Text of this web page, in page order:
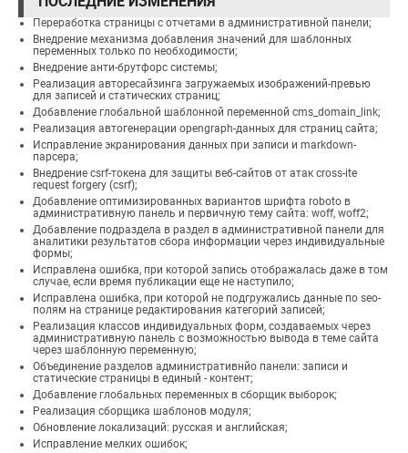
Переработка страницы с отчетами в административной панели;
Внедрение механизма добавления значений для шаблонных
переменных только по необходимости;
Внедрение анти-брутфорс системы;
Реализация авторесайзинга загружаемых изображений-превью
для записей и статических страниц;
Добавление глобальной шаблонной переменной cms_domain_link;
Реализация автогенерации opengraph-данных для страниц сайта;
Исправление экранирования данных при записи и markdown-
парсера;
Внедрение csrf-токена для защиты веб-сайтов от атак cross-ite
request forgery (csrf);
Добавление оптимизированных вариантов шрифта roboto в
административную панель и первичную тему сайта: woff, woff2;
Добавление подраздела в раздел в административной панели для
аналитики результатов сбора информации через индивидуальные
формы;
Исправлена ошибка, при которой запись отображалась даже в том
случае, если время публикации еще не наступило;
Исправлена ошибка, при которой не подгружались данные по seo-
полям на странице редактирования категорий записей;
Реализация классов индивидуальных форм, создаваемых через
административную панель с возможностью вывода в теме сайта
через шаблонную переменную;
Объединение разделов административнйо панели: записи и
статические страницы в единый - контент;
Добавление глобальных переменных в сборщик выборок;
Реализация сборщика шаблонов модуля;
Обновление локализаций: русская и английская;
Исправление мелких ошибок;